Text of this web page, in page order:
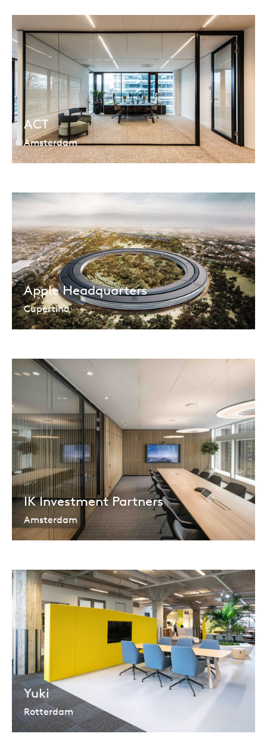
ACT
Amsterdam
Apple Headquarters
Cupertino
IK Investment Partners
Amsterdam
Yuki
Rotterdam